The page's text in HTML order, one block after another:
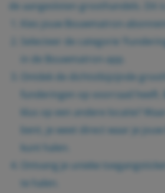
de aangesloten groothandels. Dit
Kies jouw
Bouwmatron-
Selecteer de categorie
in de Bouwmatron-app.
Ontdek de dichtstbijzijnde
funderingen op voorraad heeft.
klus op een andere locatie?
bent, je weet direct waar je
kunt halen.
Ontvang je unieke
te halen.